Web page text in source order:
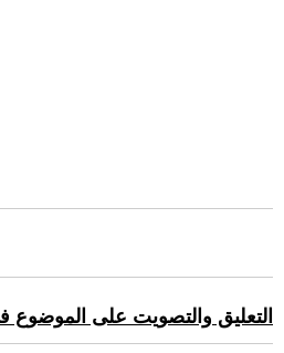
التعليق والتصويت على الموضوع